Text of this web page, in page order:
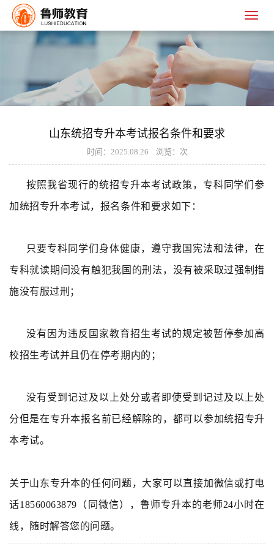
山东统招专升本考试报名条件和要求
时间：2025.08.26 浏览： 次
按照我省现行的统招专升本考试政策， 专科 同学们参
加统招专升本考试， 报名条件和要求如下 ：
只要专科 同学们身体健康， 遵守我国宪法和法律，在
专科就读期间没有触犯我国的刑法 ， 没有被采取过强制措
施没有服过刑 ；
没有 因为违反国家教育招生考试的规定被暂停参加高
校招生考试并且仍在停考期内的；
没有受到 记过及以上处分或者 即使受到 记过及以上处
分但是在专升本报名前已经解除的，都可以参加统招专升
本考试。
关于山东专升本的任何问题，大家可以直接加微信或打电
话18560063879（同微信），鲁师专升本的老师24小时在
线，随时解答您的问题。